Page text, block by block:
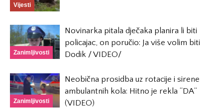
Vijesti
Zanimljivosti
Novinarka pitala dječaka planira li biti
policajac, on poručio: Ja više volim biti
Dodik / VIDEO/
Zanimljivosti
Neobična prosidba uz rotacije i sirene
ambulantnih kola: Hitno je rekla “DA”
(VIDEO)